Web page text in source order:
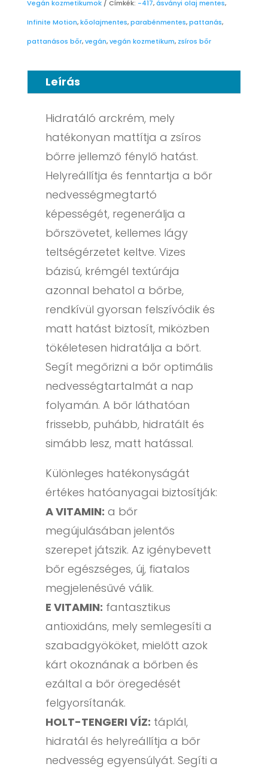
Vegán kozmetikumok
Címkék: -417,ásványi olaj mentes,
Infinite Motion,kőolajmentes,parabénmentes,pattanás,
pattanásos bőr,vegán,vegán kozmetikum, zsíros bőr
Leírás
Hidratáló arckrém, mely
hatékonyan mattítja a zsíros
bőrre jellemző fénylő hatást.
Helyreállítja és fenntartja a bőr
nedvességmegtartó
képességét, regenerálja a
bőrszövetet, kellemes lágy
teltségérzetet keltve. Vizes
bázisú, krémgél textúrája
azonnal behatol a bőrbe,
rendkívül gyorsan felszívódik és
matt hatást biztosít, miközben
tökéletesen hidratálja a bőrt.
Segít megőrizni a bőr optimális
nedvességtartalmát a nap
folyamán. A bőr láthatóan
frissebb, puhább, hidratált és
simább lesz, matt hatással.
Különleges hatékonyságát
értékes hatóanyagai biztosítják:
A VITAMIN: a bőr
megújulásában jelentős
szerepet játszik. Az igénybevett
bőr egészséges, új, fiatalos
megjelenésűvé válik.
E VITAMIN: fantasztikus
antioxidáns, mely semlegesíti a
szabadgyököket, mielőtt azok
kárt okoznának a bőrben és
ezáltal a bőr öregedését
felgyorsítanák.
HOLT-TENGERI VÍZ: táplál,
hidratál és helyreállítja a bőr
nedvesség egyensúlyát. Segíti a